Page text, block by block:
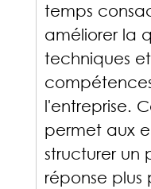
temps
améliorer la
techniques
l'entreprise.
permet aux
structurer un
réponse